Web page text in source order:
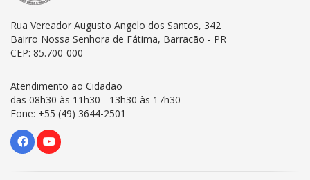
Rua Vereador Augusto Angelo dos Santos, 342
Bairro Nossa Senhora de Fátima, Barracão - PR
CEP: 85.700-000
Atendimento ao Cidadão
das 08h30 às 11h30 - 13h30 às 17h30
Fone: +55 (49) 3644-2501